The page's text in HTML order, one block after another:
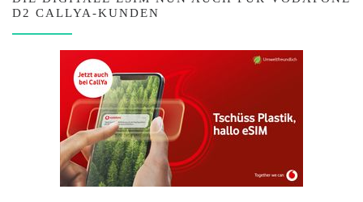
D2 CALLYA-KUNDEN